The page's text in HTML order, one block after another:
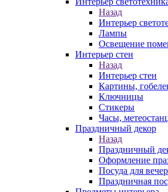
Назад
Интерьер
Лампы
Освещение
Интерьер стен
Назад
Интерьер стен
Картины,
Ключницы
Стикеры
Часы,
Праздничный декор
Назад
Праздничный
Оформление
Посуда для
Праздничная